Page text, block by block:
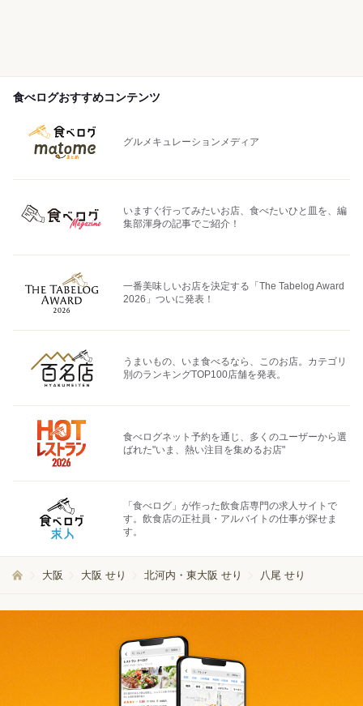
食べログおすすめコンテンツ
グルメキュレーションメディア
いますぐ行ってみたいお店、食べたいひと皿を、編
集部渾身の記事でご紹介！
一番美味しいお店を決定する「The Tabelog Award
2026」ついに発表！
うまいもの、いま食べるなら、このお店。カテゴリ
別のランキングTOP100店舗を発表。
食べログネット予約を通じ、多くのユーザーから選
ばれた"いま、熱い注目を集めるお店"
「食べログ」が作った飲食店専門の求人サイトで
す。飲食店の正社員・アルバイトの仕事が探せま
す。
大阪 大阪 せり 北河内・東大阪 せり 八尾 せり